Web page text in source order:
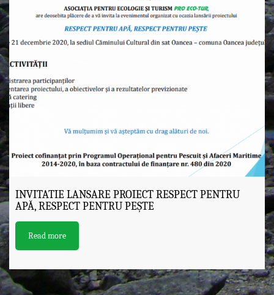
INVITATIE LANSARE PROIECT RESPECT PENTRU
APĂ, RESPECT PENTRU PEȘTE
Read more